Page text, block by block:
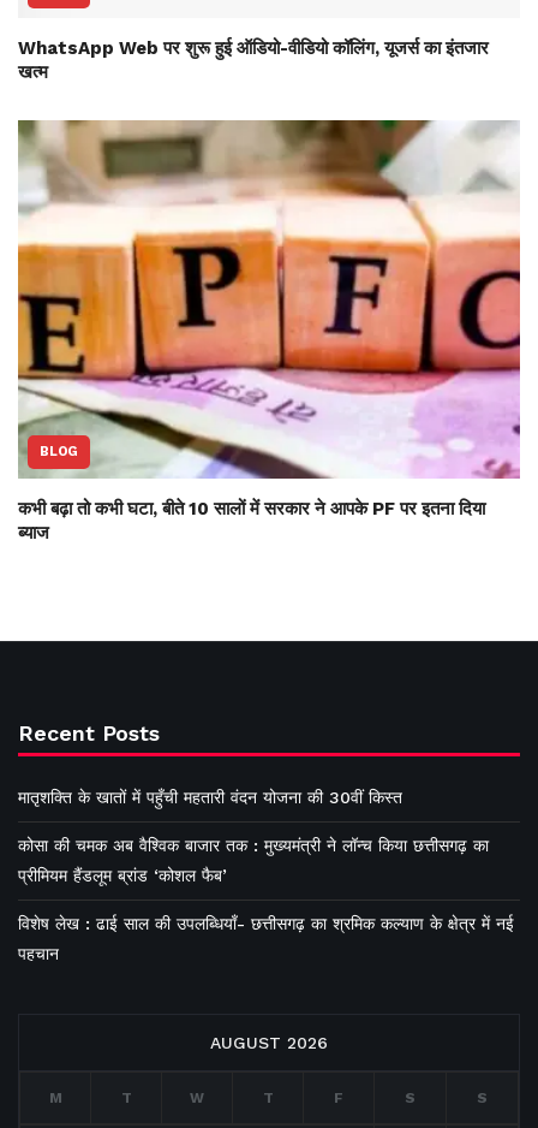
WhatsApp Web पर शुरू हुई ऑडियो-वीडियो कॉलिंग, यूजर्स का इंतजार
खत्म
BLOG
कभी बढ़ा तो कभी घटा, बीते 10 सालों में सरकार ने आपके PF पर इतना दिया
ब्याज
Recent Posts
मातृशक्ति के खातों में पहुँची महतारी वंदन योजना की 30वीं किस्त
कोसा की चमक अब वैश्विक बाजार तक : मुख्यमंत्री ने लॉन्च किया छत्तीसगढ़ का
प्रीमियम हैंडलूम ब्रांड ‘कोशल फैब’
विशेष लेख : ढाई साल की उपलब्धियाँ- छत्तीसगढ़ का श्रमिक कल्याण के क्षेत्र में नई
पहचान
AUGUST 2026
M T W T F S S